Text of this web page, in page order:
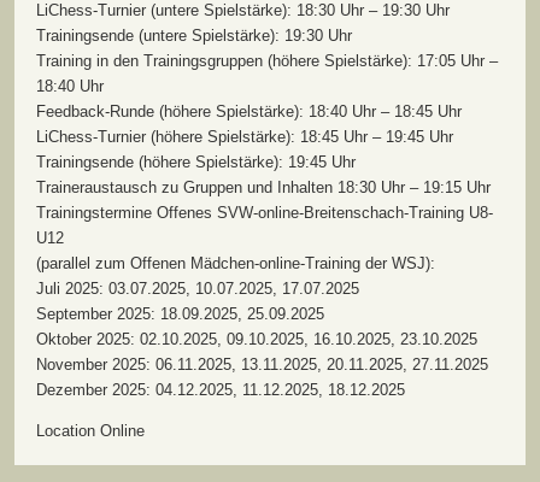
LiChess-Turnier (untere Spielstärke): 18:30 Uhr – 19:30 Uhr
Trainingsende (untere Spielstärke): 19:30 Uhr
Training in den Trainingsgruppen (höhere Spielstärke): 17:05 Uhr –
18:40 Uhr
Feedback-Runde (höhere Spielstärke): 18:40 Uhr – 18:45 Uhr
LiChess-Turnier (höhere Spielstärke): 18:45 Uhr – 19:45 Uhr
Trainingsende (höhere Spielstärke): 19:45 Uhr
Traineraustausch zu Gruppen und Inhalten 18:30 Uhr – 19:15 Uhr
Trainingstermine Offenes SVW-online-Breitenschach-Training U8-
U12
(parallel zum Offenen Mädchen-online-Training der WSJ):
Juli 2025: 03.07.2025, 10.07.2025, 17.07.2025
September 2025: 18.09.2025, 25.09.2025
Oktober 2025: 02.10.2025, 09.10.2025, 16.10.2025, 23.10.2025
November 2025: 06.11.2025, 13.11.2025, 20.11.2025, 27.11.2025
Dezember 2025: 04.12.2025, 11.12.2025, 18.12.2025
Location Online